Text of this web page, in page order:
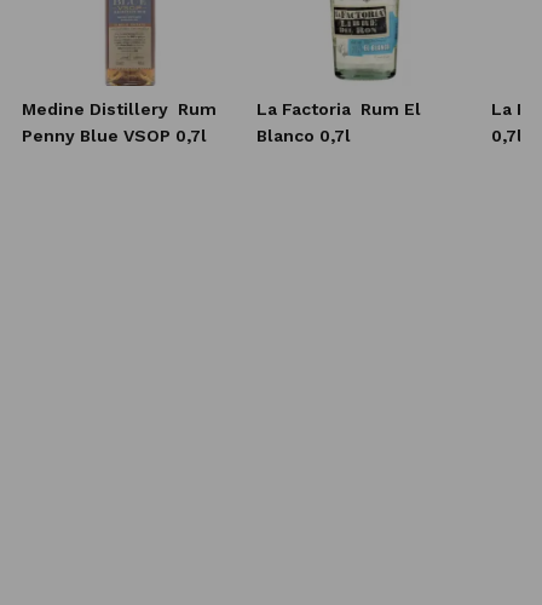
Medine Distillery Rum
Penny Blue VSOP 0,7l
La Factoria Rum El
Blanco 0,7l
La
0,7l